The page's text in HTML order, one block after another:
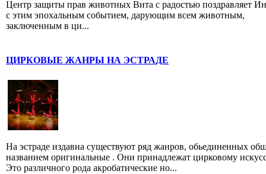
Центр защиты прав животных Вита с радостью поздравляет
с этим эпохальным событием, дарующим всем животным,
заключенным в ци...
ЦИРКОВЫЕ ЖАНРЫ НА ЭСТРАДЕ
На эстраде издавна существуют ряд жанров, обьединенных
названием оригинальные . Они принадлежат цирковому
Это различного рода акробатические но...